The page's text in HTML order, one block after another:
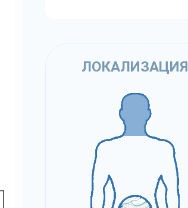
ЛОКАЛИЗАЦИЯ